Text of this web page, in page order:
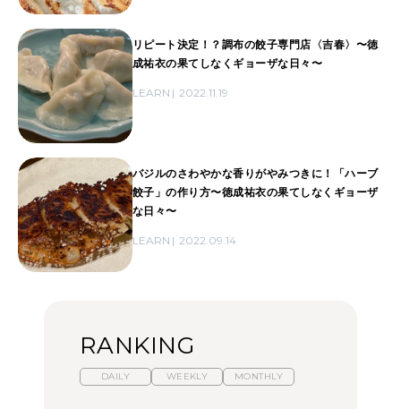
リピート決定！？調布の餃子専門店〈吉春〉〜徳
成祐衣の果てしなくギョーザな日々〜
LEARN 2022.11.19
バジルのさわやかな香りがやみつきに！「ハーブ
餃子」の作り方〜徳成祐衣の果てしなくギョーザ
な日々〜
LEARN 2022.09.14
RANKING
DAILY WEEKLY MONTHLY